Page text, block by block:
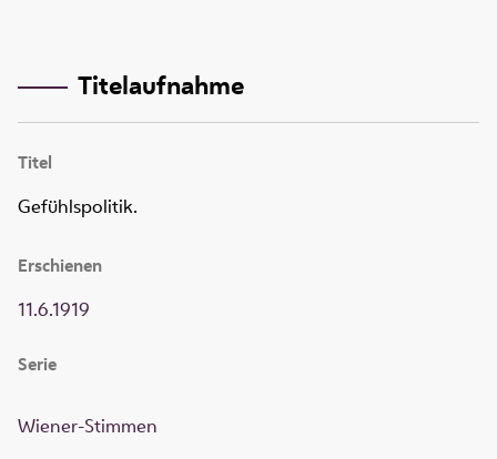
Titelaufnahme
Titel
Gefühlspolitik.
Erschienen
11.6.1919
Serie
Wiener-Stimmen